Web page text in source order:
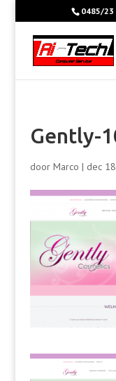
0485/23
Gently-
door Marco | dec